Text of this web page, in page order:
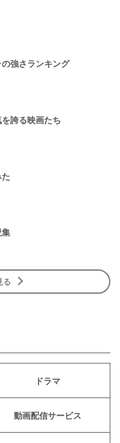
強さランキング
を誇る映画たち
る
ドラマ
動画配信サービス